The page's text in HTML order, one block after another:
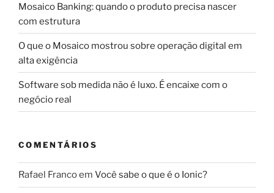
Mosaico Banking: quando o produto precisa nascer
com estrutura
O que o Mosaico mostrou sobre operação digital em
alta exigência
Software sob medida não é luxo. É encaixe com o
negócio real
COMENTÁRIOS
Rafael Francoem Você sabe o que é o Ionic?